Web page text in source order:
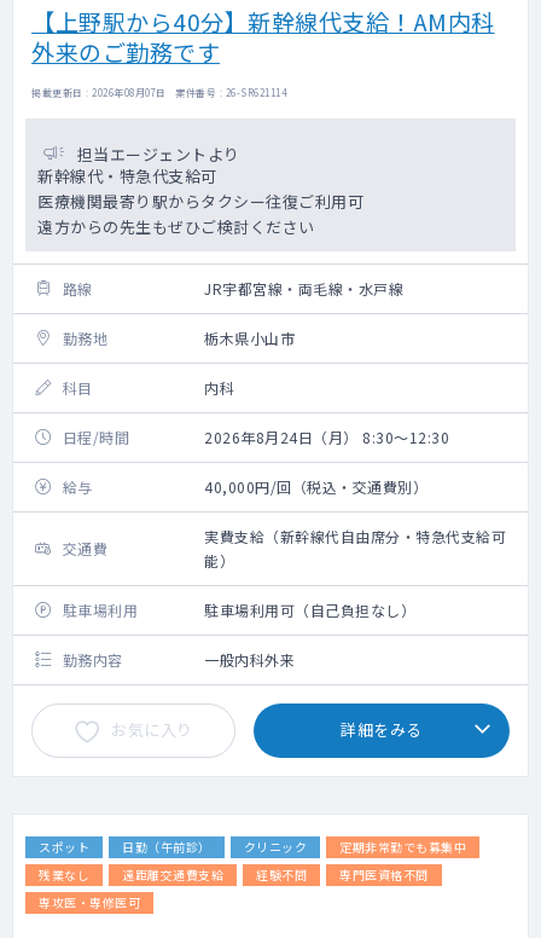
【上野駅から40分】新幹線代支給！AM内科
外来のご勤務です
掲載更新日 : 2026年08月07日 案件番号 : 26-SR621114
担当エージェントより
新幹線代・特急代支給可
医療機関最寄り駅からタクシー往復ご利用可
遠方からの先生もぜひご検討ください
路線 JR宇都宮線・両毛線・水戸線
勤務地 栃木県小山市
科目 内科
日程/時間 2026年8月24日（月） 8:30～12:30
給与 40,000円/回（税込・交通費別）
交通費
実費支給（新幹線代自由席分・特急代支給可
能）
駐車場利用 駐車場利用可（自己負担なし）
勤務内容 一般内科外来
お気に入り 詳細をみる
スポット 日勤（午前診） クリニック
定期非常勤でも募集中
残業なし
遠距離交通費支給 経験不問
専門医資格不問
専攻医・専修医可